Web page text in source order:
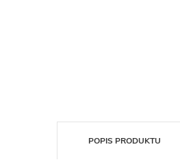
POPIS PRODUKTU